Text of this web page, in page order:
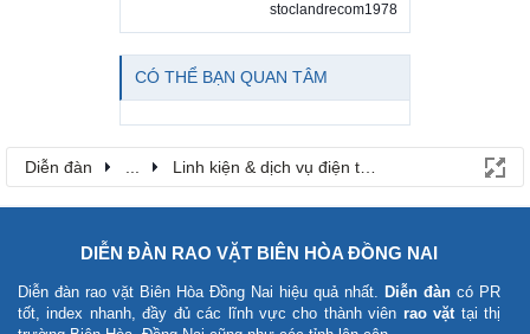
stoclandrecom1978
CÓ THỂ BẠN QUAN TÂM
Diễn đàn Linh kiện & dịch vụ điện thoại
DIỄN ĐÀN RAO VẶT BIÊN HÒA ĐỒNG NAI
Diễn đàn rao vặt Biên Hòa Đồng Nai hiệu quả nhất. Diễn đàn có PR
tốt, index nhanh, đầy đủ các lĩnh vực cho thành viên rao vặttại thị